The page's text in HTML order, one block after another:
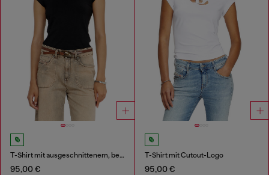
T-Shirt mit ausgeschnittenem, besticktem Logo
95,00 €
T-Shirt mit Cutout-Logo
95,00 €